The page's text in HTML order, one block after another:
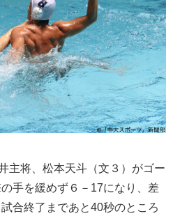
主将、松本天斗（文３）がゴー
手を緩めず６－17になり、差
合終了まであと40秒のところ